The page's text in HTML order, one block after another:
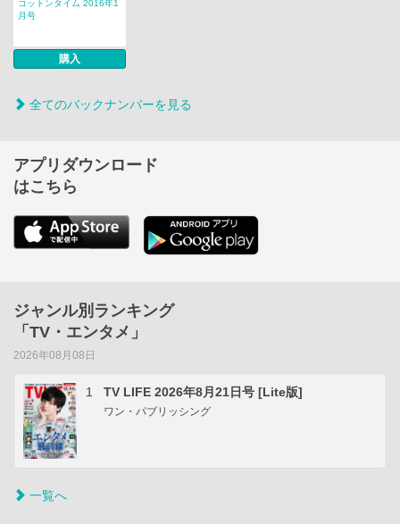
コットンタイム 2016年1
月号
購入
全てのバックナンバーを見る
アプリダウンロード
はこちら
ジャンル別ランキング
「TV・エンタメ」
2026年08月08日
1 TV LIFE 2026年8月21日号 [Lite版]
ワン・パブリッシング
一覧へ